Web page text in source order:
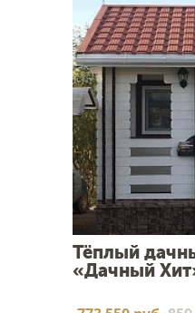
Тёплый
«Дачный